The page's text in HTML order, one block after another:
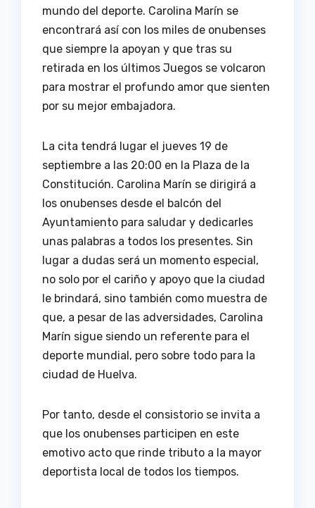
mundo del deporte. Carolina Marín se
encontrará así con los miles de onubenses
que siempre la apoyan y que tras su
retirada en los últimos Juegos se volcaron
para mostrar el profundo amor que sienten
por su mejor embajadora.
La cita tendrá lugar el jueves 19 de
septiembre a las 20:00 en la Plaza de la
Constitución. Carolina Marín se dirigirá a
los onubenses desde el balcón del
Ayuntamiento para saludar y dedicarles
unas palabras a todos los presentes. Sin
lugar a dudas será un momento especial,
no solo por el cariño y apoyo que la ciudad
le brindará, sino también como muestra de
que, a pesar de las adversidades, Carolina
Marín sigue siendo un referente para el
deporte mundial, pero sobre todo para la
ciudad de Huelva.
Por tanto, desde el consistorio se invita a
que los onubenses participen en este
emotivo acto que rinde tributo a la mayor
deportista local de todos los tiempos.